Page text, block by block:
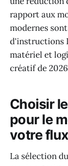
rapport aux
modernes
d'instructions
matériel et
créatif de
Choisir
pour le
votre
La sélection